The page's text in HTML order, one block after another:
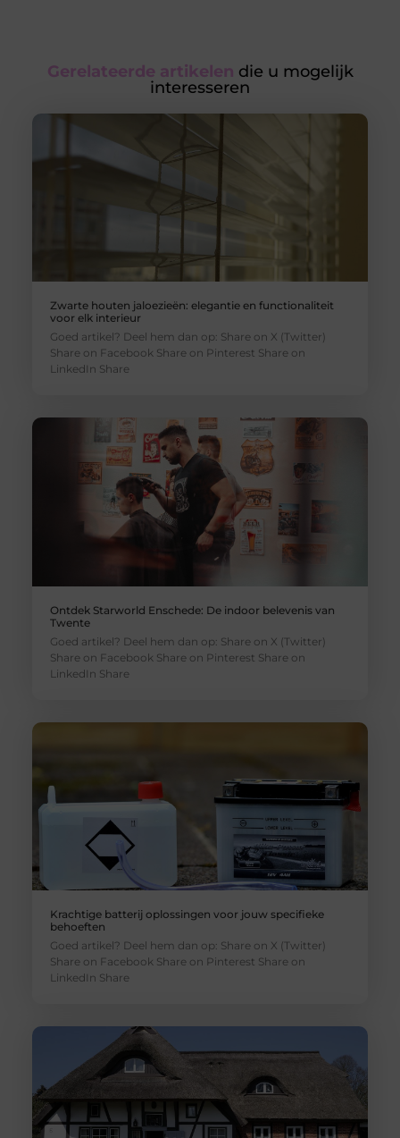
Gerelateerde artikelen die u mogelijk
interesseren
Zwarte houten jaloezieën: elegantie en functionaliteit
voor elk interieur
Goed artikel? Deel hem dan op: Share on X (Twitter)
Share on Facebook Share on Pinterest Share on
LinkedIn Share
Ontdek Starworld Enschede: De indoor belevenis van
Twente
Goed artikel? Deel hem dan op: Share on X (Twitter)
Share on Facebook Share on Pinterest Share on
LinkedIn Share
Krachtige batterij oplossingen voor jouw specifieke
behoeften
Goed artikel? Deel hem dan op: Share on X (Twitter)
Share on Facebook Share on Pinterest Share on
LinkedIn Share